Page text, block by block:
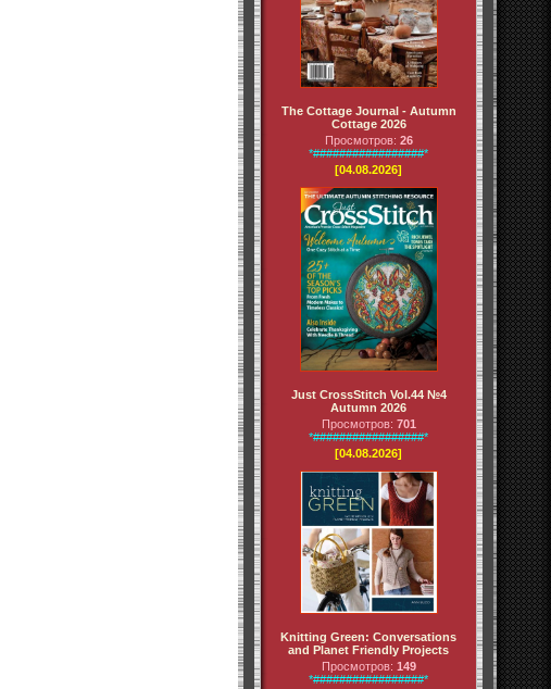
The Cottage Journal - Autumn
Cottage 2026
Просмотров: 26
*#################*
[04.08.2026]
Just CrossStitch Vol.44 №4
Autumn 2026
Просмотров: 701
*#################*
[04.08.2026]
Knitting Green: Conversations
and Planet Friendly Projects
Просмотров: 149
*#################*